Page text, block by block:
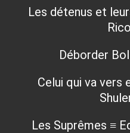
Les détenus et
Déborder
Celui qui va vers
Les Suprêmes ≡